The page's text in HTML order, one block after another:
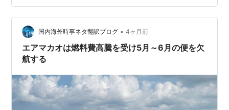
た際に、同社のポジションが不利な状況に陥った可能性
があることを示唆している。基礎となる商品価格の変動
幅は大きく、紛争開始以来、米国産原油は68％近く上昇
し、ディーゼル先物も約62％上昇しており…
国内海外時事ネタ翻訳ブログ • 4ヶ月前
エアマカオは燃料費高騰を受け5月～6月の便を欠
航する